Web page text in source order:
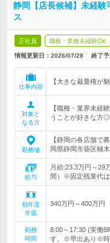
静岡【店長候補】未経
ス
正社員 職種・業種未経験OK
情報更新日：2026/07/28 終了予
仕事内容
【大きな裁量権が
対象と
なる方
【職種・業界未経
うことが好きな方
勤務地
【静岡の各店舗で
岡県静岡市葵区柚
給与
月給:23.3万円～29
間）※固定残業代
初年度
年収
340万円～400万円
勤務
時間
8:00～17:30 (実働8
す。※早出あり※時